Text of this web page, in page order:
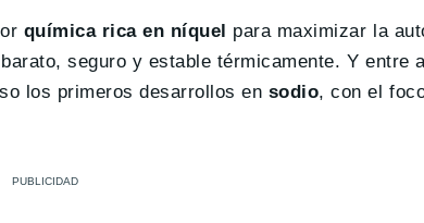
química rica en níquel para maximizar la
seguro y estable térmicamente. Y entre
los primeros desarrollos en sodio, con el